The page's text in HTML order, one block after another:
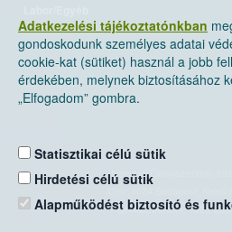
Adatkezelési tájékoztatónkban
gondoskodunk személyes adatai
cookie-kat (sütiket) használ a jobb
érdekében, melynek biztosításához
„Elfogadom” gombra.
Statisztikai célú sütik
Hirdetési célú sütik
Alapműködést biztosító és
Nemzeti Élelmiszerlánc-
Levelezési cím: 1525